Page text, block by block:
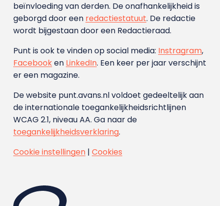
beïnvloeding van derden. De onafhankelijkheid is
geborgd door een redactiestatuut. De redactie
wordt bijgestaan door een Redactieraad.
Punt is ook te vinden op social media: Instragram,
Facebooken LinkedIn. Een keer per jaar verschijnt
er een magazine.
De website punt.avans.nl voldoet gedeeltelijk aan
de internationale toegankelijkheidsrichtlijnen
WCAG 2.1, niveau AA. Ga naar de
toegankelijkheidsverklaring.
Cookie instellingen| Cookies